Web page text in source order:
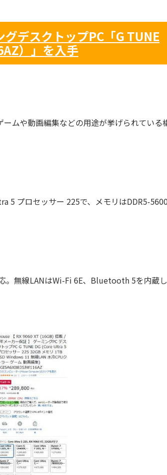
デスクトップPC「G TUNE
）」を入手
ムや動画編集などの用途が挙げられている
5 プロセッサー 225で、メモリはDDR5-
。無線LANはWi-Fi 6E、Bluetooth 5を内蔵